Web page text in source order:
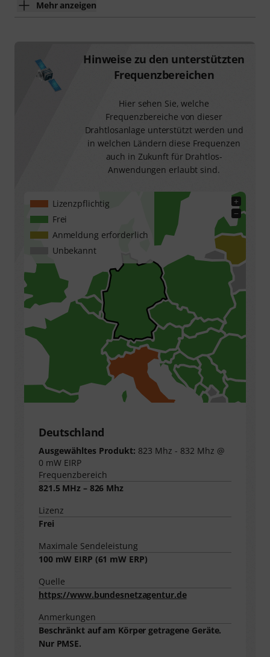
Mehr anzeigen
Hinweise zu den unterstützten
Frequenzbereichen
Hier sehen Sie, welche
Frequenzbereiche von dieser
Drahtlosanlage unterstützt werden und
in welchen Ländern diese Frequenzen
auch in Zukunft für Drahtlos-
Anwendungen erlaubt sind.
+
−
Lizenzpflichtig
Frei
Anmeldung erforderlich
Unbekannt
Deutschland
Ausgewähltes Produkt: 823 Mhz - 832 Mhz @
0 mW EIRP
Frequenzbereich
821.5 MHz – 826 Mhz
Lizenz
Frei
Maximale Sendeleistung
100mW EIRP (61 mW ERP)
Quelle
https://www.bundesnetzagentur.de
Anmerkungen
Beschränkt auf am Körper getragene Geräte.
Nur PMSE.